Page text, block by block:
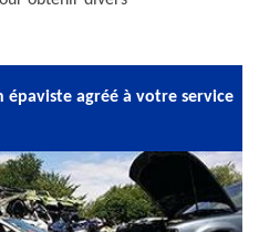
épaviste agréé à votre service